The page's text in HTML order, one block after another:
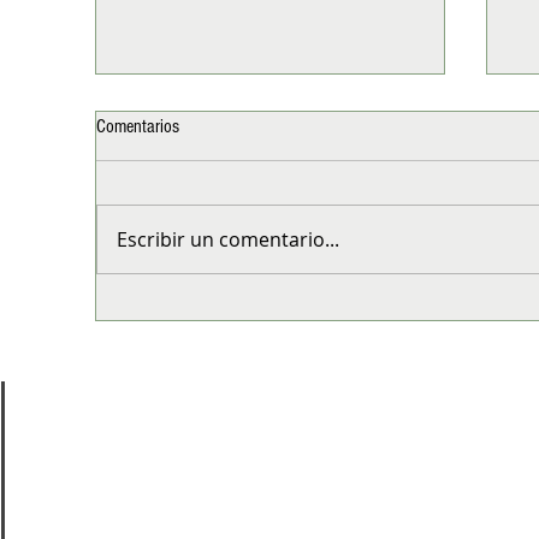
Comentarios
Escribir un comentario...